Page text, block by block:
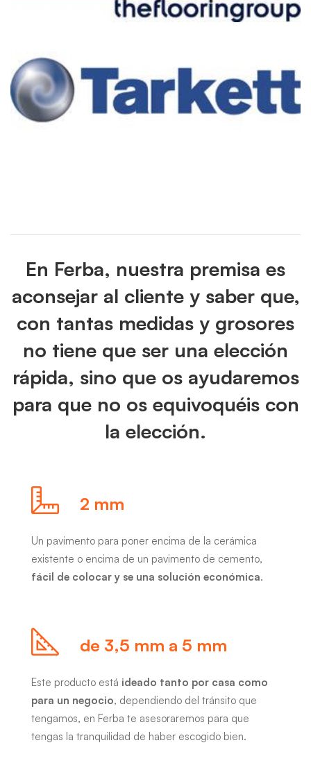
En Ferba, nuestra premisa es
aconsejar al cliente y saber que,
con tantas medidas y grosores
no tiene que ser una elección
rápida, sino que os ayudaremos
para que no os equivoquéis con
la elección.
2 mm
Un pavimento para poner encima de la cerámica
existente o encima de un pavimento de cemento,
fácil de colocar y se una solución económica.
de 3,5 mm a 5 mm
Este producto está ideado tanto por casa como
para un negocio, dependiendo del tránsito que
tengamos, en Ferba te asesoraremos para que
tengas la tranquilidad de haber escogido bien.